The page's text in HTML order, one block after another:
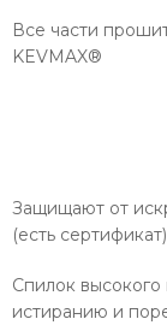
Все части
KEVMAX®
Защищают от
(есть
Спилок высокого
истиранию и